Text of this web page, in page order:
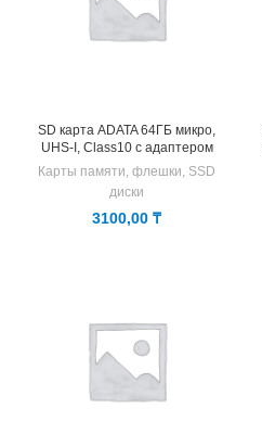
SD карта ADATA 64ГБ микро,
UHS-I, Class10 с адаптером
Карты памяти, флешки, SSD
диски
3100,00 ₸